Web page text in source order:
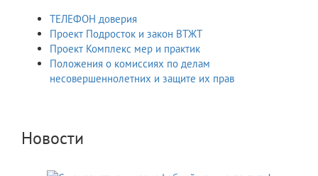
ТЕЛЕФОН доверия
Проект Подросток и закон ВТЖТ
Проект Комплекс мер и практик
Положения о комиссиях по делам
несовершеннолетних и защите их прав
Новости